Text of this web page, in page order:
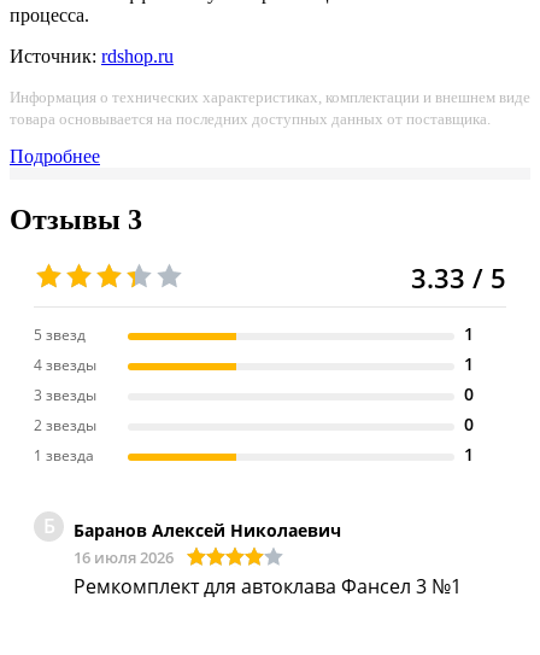
процесса.
Источник: rdshop.ru
Информация о технических характеристиках, комплектации и внешнем виде
товара основывается на последних доступных данных от поставщика.
Подробнее
Отзывы 3
3.33 / 5
5 звезд 1
4 звезды 1
3 звезды 0
2 звезды 0
1 звезда 1
Б Баранов Алексей Николаевич
16 июля 2026
Ремкомплект для автоклава Фансел 3 №1